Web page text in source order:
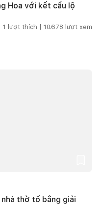
Hoa với kết cấu lộ
1 lượt thích | 10.678 lượt xem
thờ tổ bằng giải